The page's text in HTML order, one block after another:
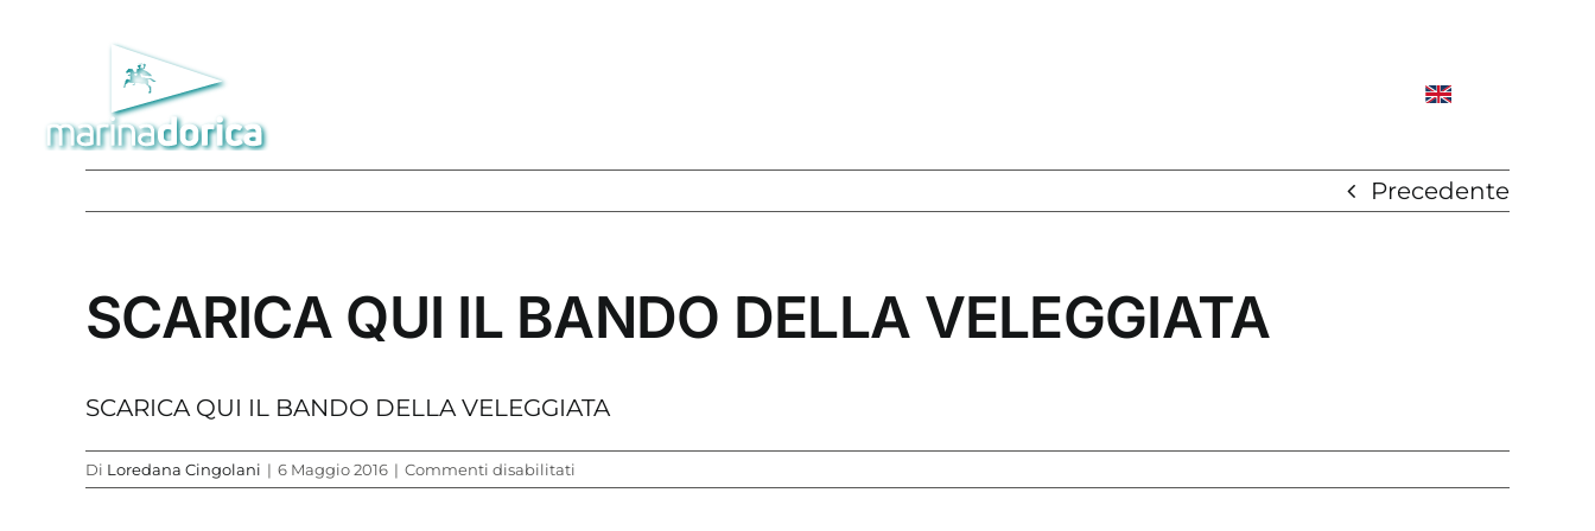
contenuto
Precedente
SCARICA QUI IL BANDO DELLA VELEGGIATA
SCARICA QUI IL BANDO DELLA VELEGGIATA
Di Loredana Cingolani | 6 Maggio 2016 | Commenti disabilitati
SCARICA